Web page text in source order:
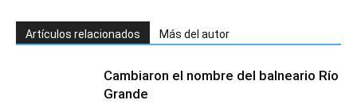
Artículos relacionados Más del autor
Cambiaron el nombre del balneario Río
Grande